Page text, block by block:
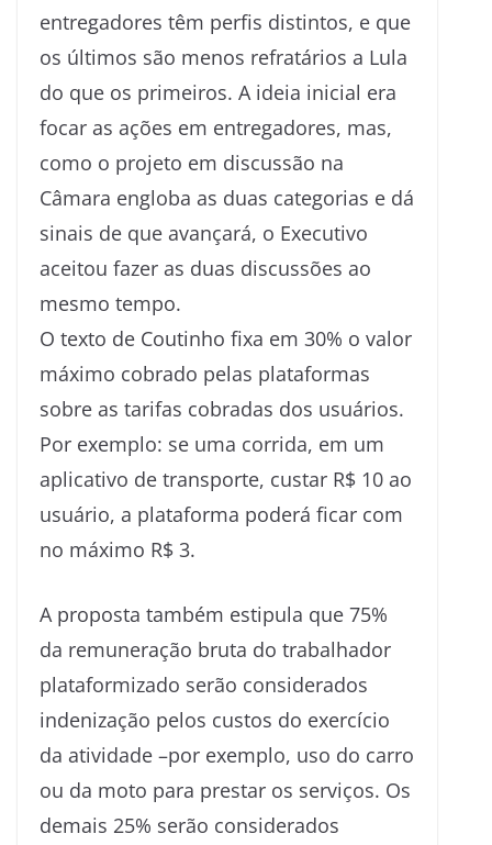
entregadores têm perfis distintos, e que
os últimos são menos refratários a Lula
do que os primeiros. A ideia inicial era
focar as ações em entregadores, mas,
como o projeto em discussão na
Câmara engloba as duas categorias e dá
sinais de que avançará, o Executivo
aceitou fazer as duas discussões ao
mesmo tempo.
O texto de Coutinho fixa em 30% o valor
máximo cobrado pelas plataformas
sobre as tarifas cobradas dos usuários.
Por exemplo: se uma corrida, em um
aplicativo de transporte, custar R$ 10 ao
usuário, a plataforma poderá ficar com
no máximo R$ 3.
A proposta também estipula que 75%
da remuneração bruta do trabalhador
plataformizado serão considerados
indenização pelos custos do exercício
da atividade –por exemplo, uso do carro
ou da moto para prestar os serviços. Os
demais 25% serão considerados